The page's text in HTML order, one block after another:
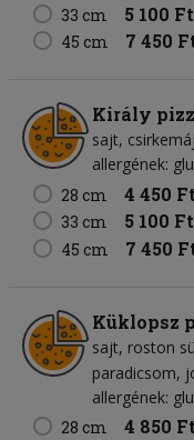
33 cm 5 100 Ft
45 cm 7 450
Király
sajt csirkemáj
allergének:
28 cm
4 450 Ft
33 cm 5 100 Ft
45 cm 7 450
Küklopsz
sajt roston
paradicsom
allergének:
28 cm
4 850 Ft